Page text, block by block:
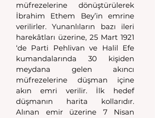
müfrezelerine dönüştürülerek
İbrahim Ethem Bey’in emrine
verilirler. Yunanlıların bazı ileri
harekâtları üzerine, 25 Mart 1921
‘de Parti Pehlivan ve Halil Efe
kumandalarında 30 kişiden
meydana gelen akıncı
müfrezelerine düşman içine
akın emri verilir. İlk hedef
düşmanın harita kollarıdır.
Alınan emir üzerine 7 Nisan